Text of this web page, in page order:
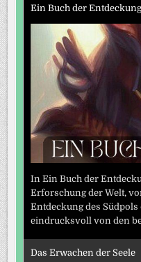
Ein Buch der
In Ein Buch der
Erforschung der Welt,
Entdeckung des
eindrucksvoll von den
Das Erwachen der Seele